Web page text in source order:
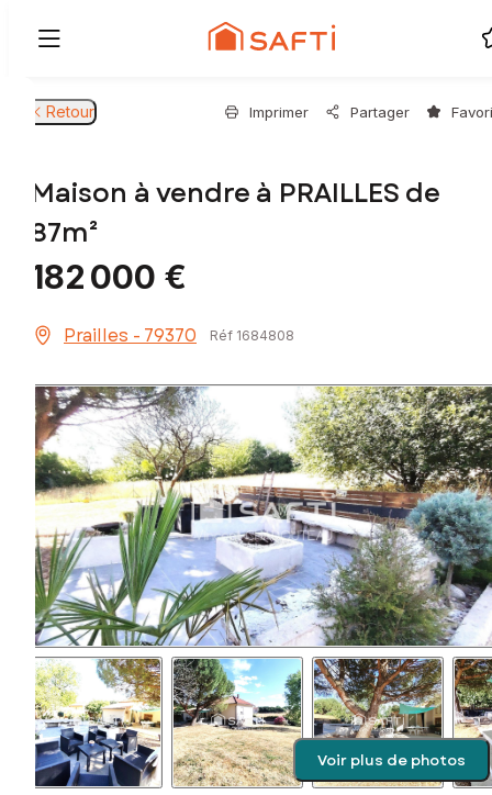
Retour Imprimer Partager
Maison à vendre à PRAILLES de
87m²
182 000 €
Prailles - 79370 Réf 1684808
Voir plus de photos